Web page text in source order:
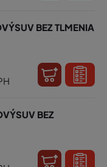
BEZ TLMENIA
BEZ